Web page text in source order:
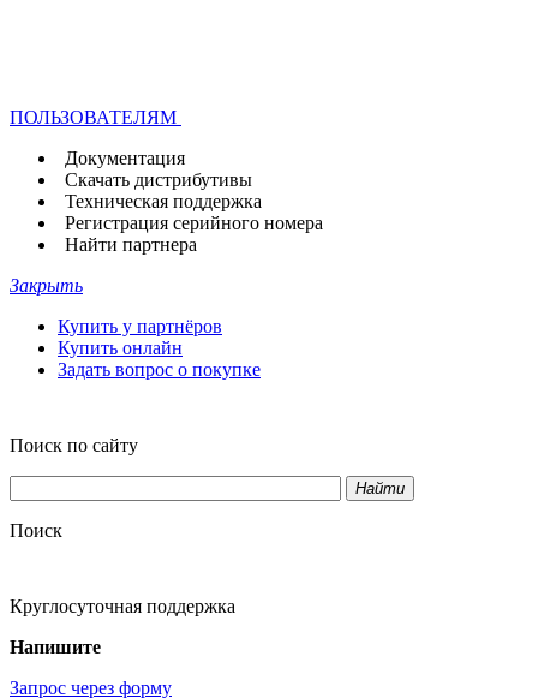
ПОЛЬЗОВАТЕЛЯМ
Документация
Скачать дистрибутивы
Техническая поддержка
Регистрация серийного номера
Найти партнера
Закрыть
Купить у партнёров
Купить онлайн
Задать вопрос о покупке
Поиск по сайту
Найти
Поиск
Круглосуточная поддержка
Напишите
Запрос через форму